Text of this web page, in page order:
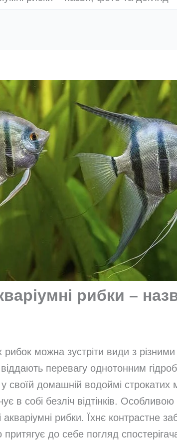
рибки –
рибок можна зустріти види з
віддають перевагу однотонним
своїй домашній водоймі строкатих
в собі безліч відтінків.
акваріумні рибки. Їхнє контрастне
до себе погляд